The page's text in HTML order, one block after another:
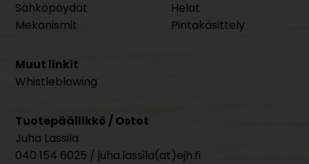
Sähköpöydät
Mekanismit
Helat
Pintakäsittely
Muut linkit
Whistleblowing
Tuotepäällikkö / Ostot
Juha Lassila
040 154 6025 / juha.lassila(at)ejh.fi